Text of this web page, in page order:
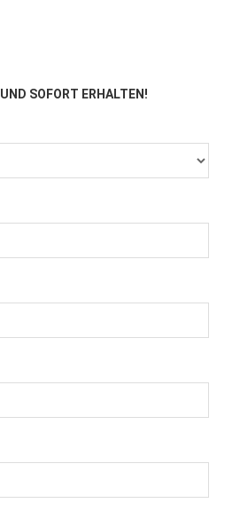
UND SOFORT ERHALTEN!